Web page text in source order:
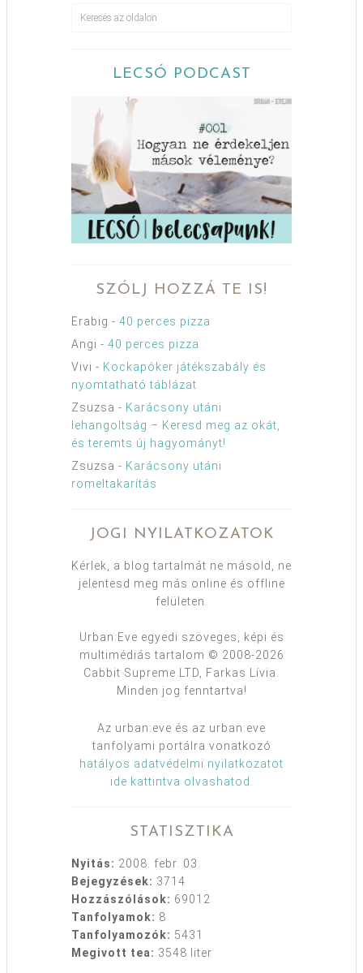
LECSÓ PODCAST
SZÓLJ HOZZÁ TE IS!
Erabig - 40 perces pizza
Angi - 40 perces pizza
Vivi - Kockapóker játékszabály és
nyomtatható táblázat
Zsuzsa - Karácsony utáni
lehangoltság – Keresd meg az okát,
és teremts új hagyományt!
Zsuzsa - Karácsony utáni
romeltakarítás
JOGI NYILATKOZATOK
Kérlek, a blog tartalmát ne másold, ne
jelentesd meg más online és offline
felületen.
Urban:Eve egyedi szöveges, képi és
multimédiás tartalom © 2008-2026
Cabbit Supreme LTD, Farkas Lívia.
Minden jog fenntartva!
Az urban:eve és az urban:eve
tanfolyami portálra vonatkozó
hatályos adatvédelmi nyilatkozatot
ide kattintva olvashatod
STATISZTIKA
Nyitás: 2008. febr. 03.
Bejegyzések: 3714
Hozzászólások: 69012
Tanfolyamok: 8
Tanfolyamozók: 5431
Megivott tea: 3548 liter